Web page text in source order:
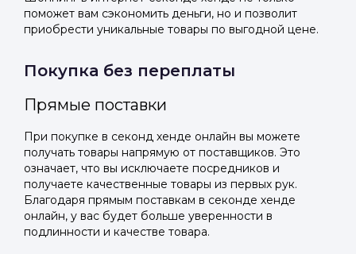
поможет вам сэкономить деньги, но и позволит
приобрести уникальные товары по выгодной цене.
Покупка без переплаты
Прямые поставки
При покупке в секонд хенде онлайн вы можете
получать товары напрямую от поставщиков. Это
означает, что вы исключаете посредников и
получаете качественные товары из первых рук.
Благодаря прямым поставкам в секонде хенде
онлайн, у вас будет больше уверенности в
подлинности и качестве товара.